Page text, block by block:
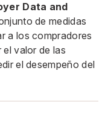
Data and
de medidas
a los compradores
valor de las
el desempeño del